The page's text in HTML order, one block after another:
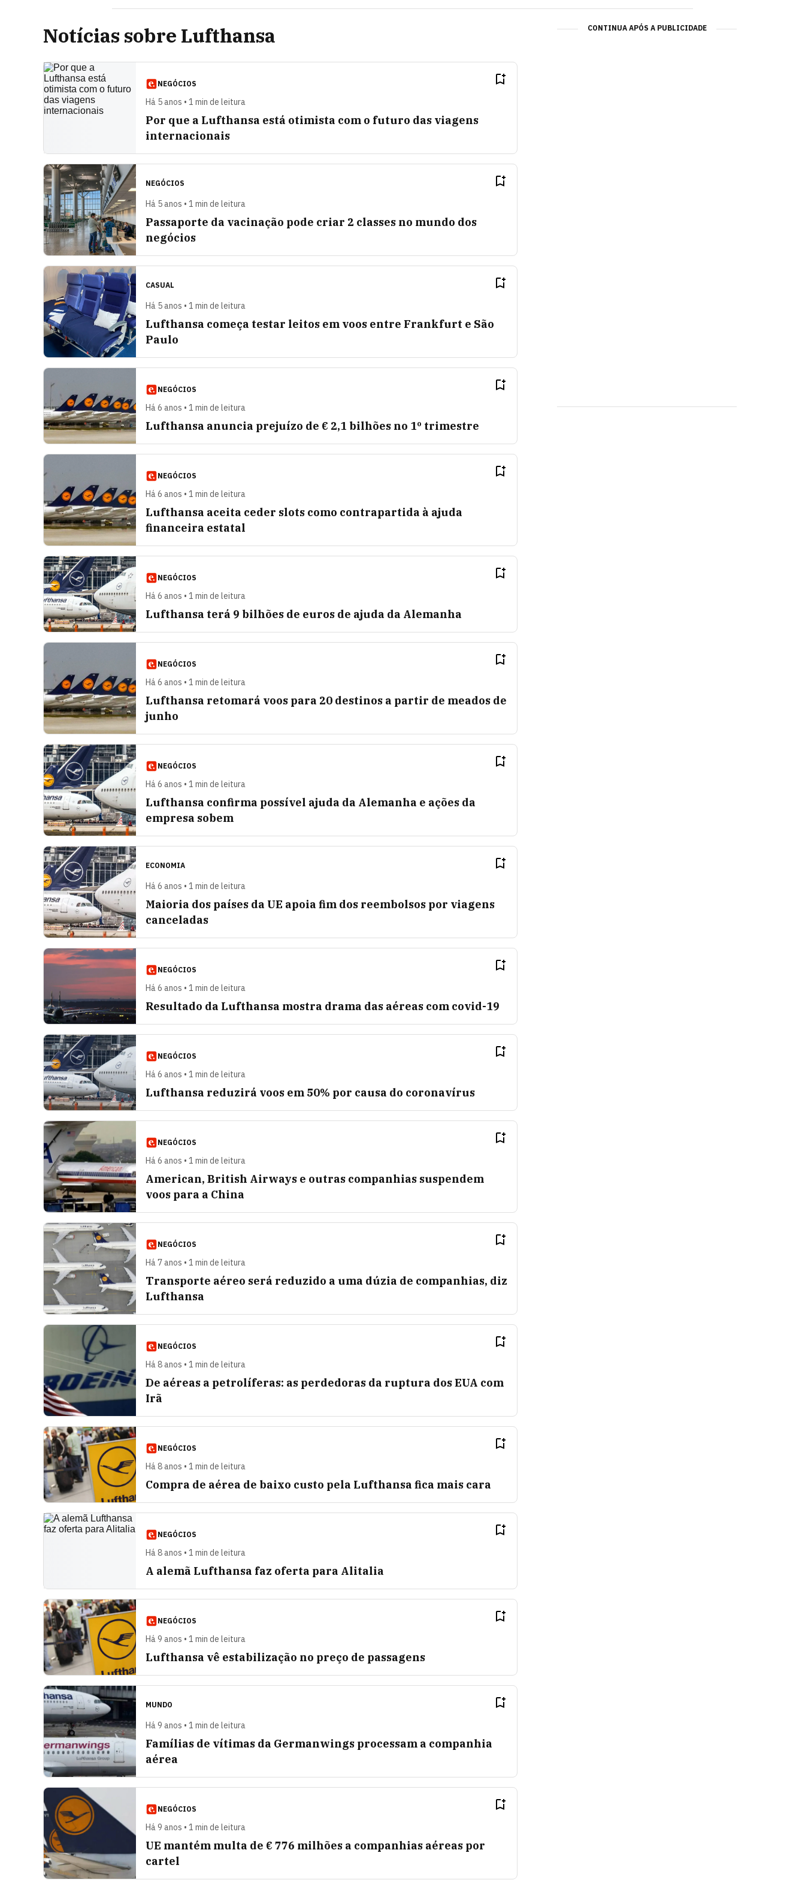
Notícias sobre Lufthansa
NEGÓCIOS
Há 5 anos • 1 min de leitura
Por que a Lufthansa está otimista com o futuro das viagens
internacionais
NEGÓCIOS
Há 5 anos • 1 min de leitura
Passaporte da vacinação pode criar 2 classes no mundo dos
negócios
CASUAL
Há 5 anos • 1 min de leitura
Lufthansa começa testar leitos em voos entre Frankfurt e São
Paulo
NEGÓCIOS
Há 6 anos • 1 min de leitura
Lufthansa anuncia prejuízo de € 2,1 bilhões no 1º trimestre
NEGÓCIOS
Há 6 anos • 1 min de leitura
Lufthansa aceita ceder slots como contrapartida à ajuda
financeira estatal
NEGÓCIOS
Há 6 anos • 1 min de leitura
Lufthansa terá 9 bilhões de euros de ajuda da Alemanha
NEGÓCIOS
Há 6 anos • 1 min de leitura
Lufthansa retomará voos para 20 destinos a partir de meados de
junho
NEGÓCIOS
Há 6 anos • 1 min de leitura
Lufthansa confirma possível ajuda da Alemanha e ações da
empresa sobem
ECONOMIA
Há 6 anos • 1 min de leitura
Maioria dos países da UE apoia fim dos reembolsos por viagens
canceladas
NEGÓCIOS
Há 6 anos • 1 min de leitura
Resultado da Lufthansa mostra drama das aéreas com covid-19
NEGÓCIOS
Há 6 anos • 1 min de leitura
Lufthansa reduzirá voos em 50% por causa do coronavírus
NEGÓCIOS
Há 6 anos • 1 min de leitura
American, British Airways e outras companhias suspendem
voos para a China
NEGÓCIOS
Há 7 anos • 1 min de leitura
Transporte aéreo será reduzido a uma dúzia de companhias, diz
Lufthansa
NEGÓCIOS
Há 8 anos • 1 min de leitura
De aéreas a petrolíferas: as perdedoras da ruptura dos EUA com
Irã
NEGÓCIOS
Há 8 anos • 1 min de leitura
Compra de aérea de baixo custo pela Lufthansa fica mais cara
NEGÓCIOS
Há 8 anos • 1 min de leitura
A alemã Lufthansa faz oferta para Alitalia
NEGÓCIOS
Há 9 anos • 1 min de leitura
Lufthansa vê estabilização no preço de passagens
MUNDO
Há 9 anos • 1 min de leitura
Famílias de vítimas da Germanwings processam a companhia
aérea
NEGÓCIOS
Há 9 anos • 1 min de leitura
UE mantém multa de € 776 milhões a companhias aéreas por
cartel
CONTINUA APÓS A PUBLICIDADE